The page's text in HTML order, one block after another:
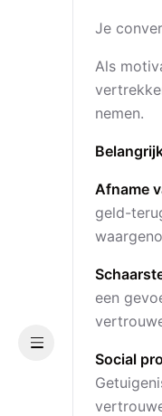
Menu
Je
Als
nemen.
Afname
geld-
een
Social